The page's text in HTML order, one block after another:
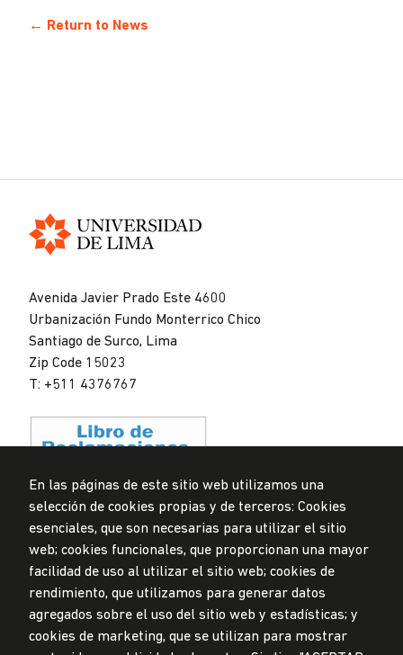
← Return to News
Avenida Javier Prado Este 4600
Urbanización Fundo Monterrico Chico
Santiago de Surco, Lima
Zip Code 15023
T: +511 4376767
Data Protection Policy
Submission Office
© Universidad de Lima, 2024
All Rights Reserved
Designed byPartners
En las páginas de este sitio web utilizamos una
selección de cookies propias y de terceros: Cookies
esenciales, que son necesarias para utilizar el sitio
web; cookies funcionales, que proporcionan una mayor
facilidad de uso al utilizar el sitio web; cookies de
rendimiento, que utilizamos para generar datos
agregados sobre el uso del sitio web y estadísticas; y
cookies de marketing, que se utilizan para mostrar